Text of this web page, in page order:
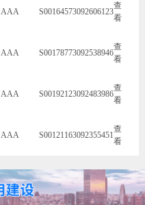
AAA S00164573092606123
查
看
AAA S00178773092538946
查
看
AAA S00192123092483986
查
看
AAA S00121163092355451
查
看